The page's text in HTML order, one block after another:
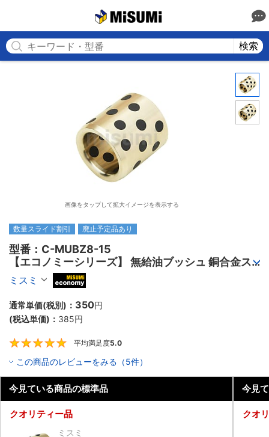
検索
画像をタップして拡大イメージを表示する
数量スライド割引 廃止予定品あり
型番：C-MUBZ8-15
【エコノミーシリーズ】 無給油ブッシュ 銅合金ス
トレートタイプ 内径F7外径m6
ミスミ
通常単価(税別)： 350円
(税込単価)： 385円
平均満足度5.0
この商品のレビューをみる（5件）
今見ている商品の標準品
クオリティー品
ミスミ
今見
クオ